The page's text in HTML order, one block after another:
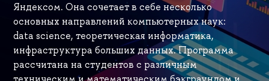
Яндексом. Она сочетает в себе несколько
основных направлений компьютерных наук:
data science, теоретическая информатика,
инфраструктура больших данных. Программа
рассчитана на студентов с различным